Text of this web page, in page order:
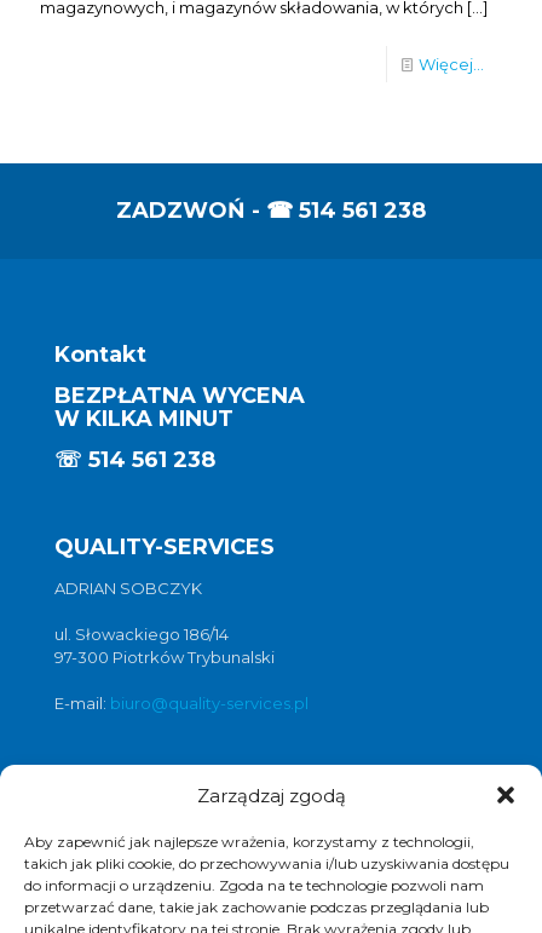
Zarządzaj zgodą
Aby zapewnić jak najlepsze wrażenia, korzystamy z technologii,
takich jak pliki cookie, do przechowywania i/lub uzyskiwania dostępu
do informacji o urządzeniu. Zgoda na te technologie pozwoli nam
przetwarzać dane, takie jak zachowanie podczas przeglądania lub
unikalne identyfikatory na tej stronie. Brak wyrażenia zgody lub
magazynowych, i magazynów składowania, w których […]
Więcej...
ZADZWOŃ - ☎ 514 561 238
Kontakt
BEZPŁATNA WYCENA
W KILKA MINUT
☏ 514 561 238
QUALITY-SERVICES
ADRIAN SOBCZYK
ul. Słowackiego 186/14
97-300 Piotrków Trybunalski
E-mail: biuro@quality-services.pl
Oferta usług czyszczenia posadzek i
czyszczenie posadzek Warszawa,
czyszczenie posadzek Łódź,
czyszczenie posadzek Poznań,